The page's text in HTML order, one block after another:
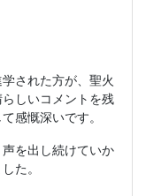
された方が、聖火
しいコメントを残
感慨深いです。
を出し続けていか
た。